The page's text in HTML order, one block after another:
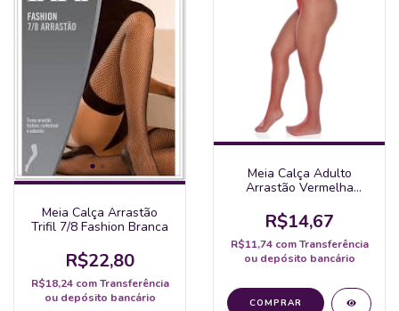
Meia Calça Arrastão
Trifil 7/8 Fashion Branca
R$22,80
R$18,24 com Transferência
ou depósito bancário
Meia Calça Adulto
Arrastão Vermelha
R$14,67
R$11,74 com Transferência
ou depósito bancário